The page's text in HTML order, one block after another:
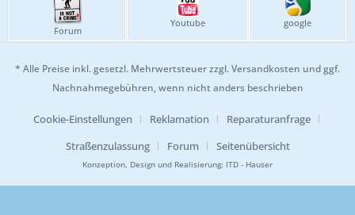
Forum
Youtube google
* Alle Preise inkl. gesetzl. Mehrwertsteuer zzgl.Versandkosten und ggf.
Nachnahmegebühren, wenn nicht anders beschrieben
Cookie-Einstellungen Reklamation
Reparaturanfrage
Straßenzulassung
Forum Seitenübersicht
Konzeption, Design und Realisierung: ITD - Hauser